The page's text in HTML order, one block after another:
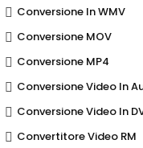
Conversione In WMV
Conversione MOV
Conversione MP4
Conversione Video In
Conversione Video In
Convertitore Video RM